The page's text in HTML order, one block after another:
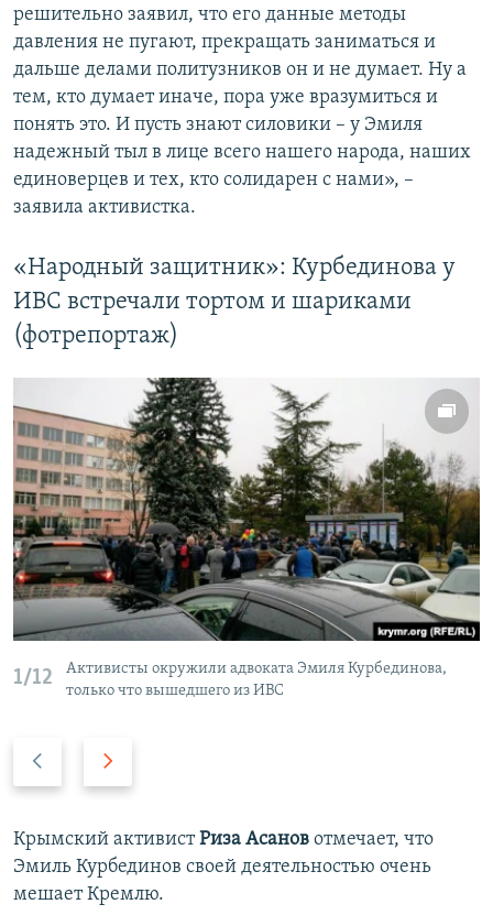
решительно заявил, что его данные методы
давления не пугают, прекращать заниматься и
дальше делами политузников он и не думает. Ну а
тем, кто думает иначе, пора уже вразумиться и
понять это. И пусть знают силовики – у Эмиля
надежный тыл в лице всего нашего народа, наших
единоверцев и тех, кто солидарен с нами», –
заявила активистка.
«Народный защитник»: Курбединова у
ИВС встречали тортом и шариками
(фотрепортаж)
1/12
Активисты окружили адвоката Эмиля Курбединова,
только что вышедшего из ИВС
д
ы
д
д
у
ю
Крымский активистРиза Асанов отмечает, что
Эмиль Курбединов своей деятельностью очень
мешает Кремлю.